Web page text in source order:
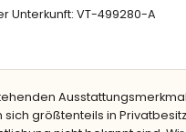
mit Sonnenliegen
Unterkunft: VT-499280-A
größtenteils in